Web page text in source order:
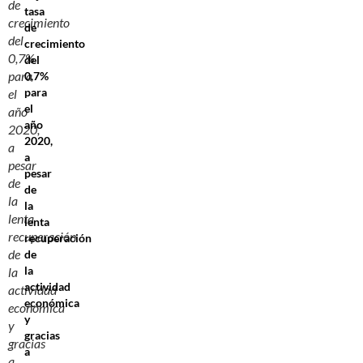
de
crecimiento
del
0,7%
para
el
año
2020,
a
pesar
de
la
lenta
recuperación
de
la
actividad
económica
y
gracias
tasa
de
crecimiento
del
0,7%
para
el
año
2020,
a
pesar
de
la
lenta
recuperación
de
la
actividad
económica
y
gracias
a